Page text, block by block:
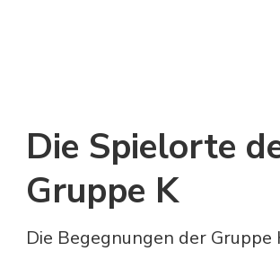
Die Spielorte
Gruppe K
Die Begegnungen der Gruppe